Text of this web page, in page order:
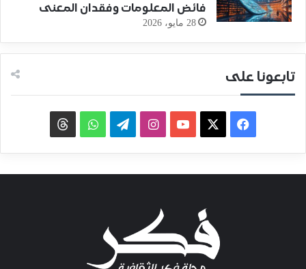
فائض المعلومات وفقدان المعنى
28 مايو، 2026
تابعونا على